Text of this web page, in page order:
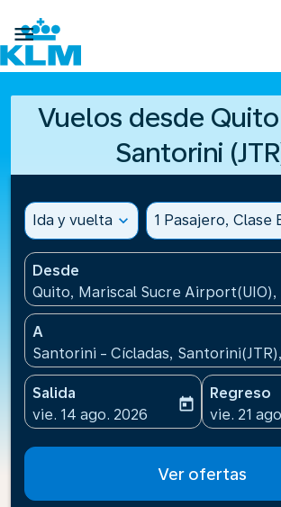

Vuelos desde Quito
Santorini
Ida y vuelta expand_more 1 Pasajero, Clase
Desde
Quito, Mariscal Sucre Airport(UIO),
A
Santorini - Cícladas,
Salida
fc-booking-departure-date-aria-
vie. 14 ago. 2026
today
Regreso
fc-
vie. 21
Ver ofertas